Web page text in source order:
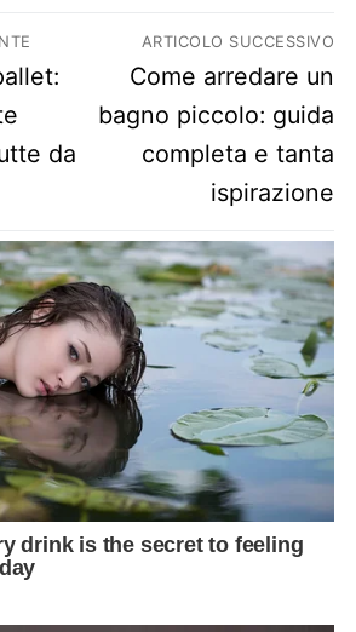
articoli
da
ARTICOLO SUCCESSIVO
Next post:
Come arredare un
bagno piccolo: guida
completa e tanta
ispirazione